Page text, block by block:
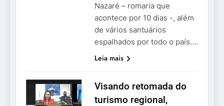
Nazaré – romaria que
acontece por 10 dias -, além
de vários santuários
espalhados por todo o país….
Leia mais
Visando retomada do
turismo regional,